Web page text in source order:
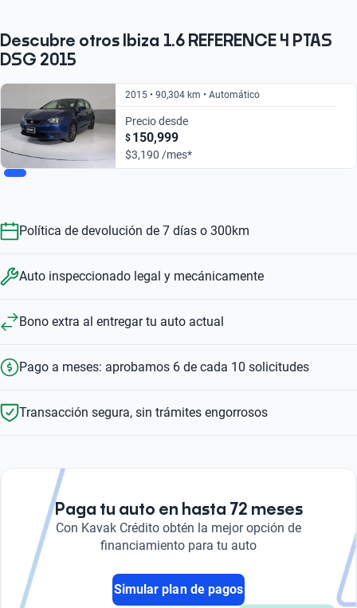
$188,999 $200,999 $244,999
Manual Automático
Descubre otros Ibiza 1.6 REFERENCE 4 PTAS
DSG 2015
2015 • 90,304 km • Automático
Precio desde
$ 150,999
$3,190 /mes*
Política de devolución de 7 días o 300km
Auto inspeccionado legal y mecánicamente
Bono extra al entregar tu auto actual
Pago a meses: aprobamos 6 de cada 10 solicitudes
Transacción segura, sin trámites engorrosos
Paga tu auto en hasta 72 meses
Con Kavak Crédito obtén la mejor opción de
financiamiento para tu auto
Simular plan de pagos